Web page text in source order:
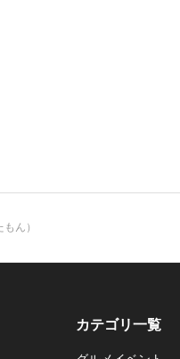
ん）
カテゴリ一覧